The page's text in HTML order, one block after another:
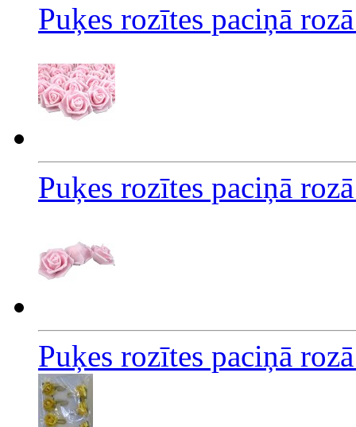
Puķes rozītes paciņā
Puķes rozītes paciņā
Puķes rozītes paciņā